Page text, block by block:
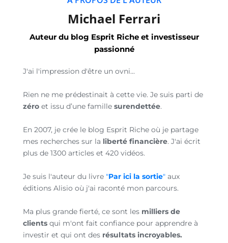
Michael Ferrari
Auteur du blog Esprit Riche et investisseur
passionné
J'ai l'impression d'être un ovni...
Rien ne me prédestinait à cette vie. Je suis parti de
zéro et issu d’une famille surendettée.
En 2007, je crée le blog Esprit Riche où je partage
mes recherches sur la liberté financière. J'ai écrit
plus de 1300 articles et 420 vidéos.
Je suis l'auteur du livre "Par ici la sortie" aux
éditions Alisio où j'ai raconté mon parcours.
Ma plus grande fierté, ce sont les milliers de
clients qui m'ont fait confiance pour apprendre à
investir et qui ont des résultats incroyables.